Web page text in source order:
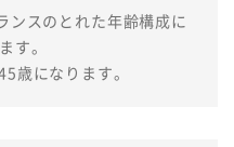
ンスのとれた年齢構成に
す。
歳になります。